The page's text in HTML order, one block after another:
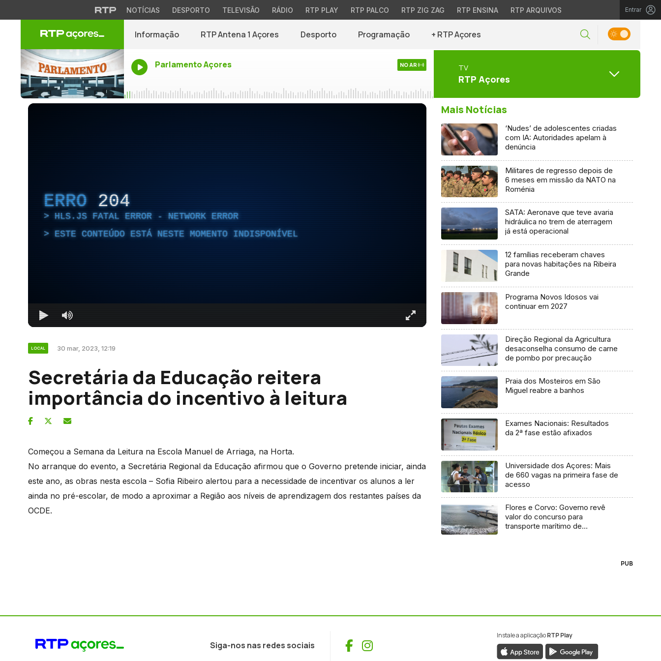
NOTÍCIAS DESPORTO TELEVISÃO RÁDIO RTP PLAY RTP PALCO RTP ZIG ZAG RTP ENSINA RTP ARQUIVOS Entrar
Informação RTP Antena 1 Açores Desporto Programação + RTP Açores
Parlamento Açores NO AR TV
RTP Açores
ERRO 204
HLS.JS FATAL ERROR - NETWORK ERROR
ESTE CONTEÚDO ESTÁ NESTE MOMENTO INDISPONÍVEL
LOCAL 30 mar, 2023, 12:19
Secretária da Educação reitera
importância do incentivo à leitura
Começou a Semana da Leitura na Escola Manuel de Arriaga, na Horta.
No arranque do evento, a Secretária Regional da Educação afirmou que o Governo pretende iniciar, ainda
este ano, as obras nesta escola – Sofia Ribeiro alertou para a necessidade de incentivar os alunos a ler
ainda no pré-escolar, de modo a aproximar a Região aos níveis de aprendizagem dos restantes países da
OCDE.
Mais Notícias
‘Nudes’ de adolescentes criadas
com IA: Autoridades apelam à
denúncia
Militares de regresso depois de
6 meses em missão da NATO na
Roménia
SATA: Aeronave que teve avaria
hidráulica no trem de aterragem
já está operacional
12 famílias receberam chaves
para novas habitações na Ribeira
Grande
Programa Novos Idosos vai
continuar em 2027
Direção Regional da Agricultura
desaconselha consumo de carne
de pombo por precaução
Praia dos Mosteiros em São
Miguel reabre a banhos
Exames Nacionais: Resultados
da 2ª fase estão afixados
Universidade dos Açores: Mais
de 660 vagas na primeira fase de
acesso
Flores e Corvo: Governo revê
valor do concurso para
transporte marítimo de
PUB
Siga-nos nas redes sociais Facebook
Instagram
Instale a aplicaçãoRTP Play